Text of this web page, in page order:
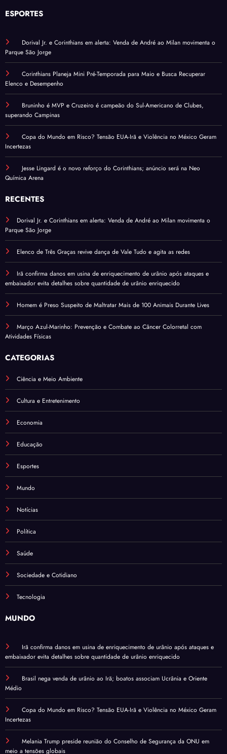
ESPORTES
Dorival Jr. e Corinthians em alerta: Venda de André ao Milan movimenta o
Parque São Jorge
Corinthians Planeja Mini Pré-Temporada para Maio e Busca Recuperar
Elenco e Desempenho
Bruninho é MVP e Cruzeiro é campeão do Sul-Americano de Clubes,
superando Campinas
Copa do Mundo em Risco? Tensão EUA-Irã e Violência no México Geram
Incertezas
Jesse Lingard é o novo reforço do Corinthians; anúncio será na Neo
Química Arena
RECENTES
Dorival Jr. e Corinthians em alerta: Venda de André ao Milan movimenta o
Parque São Jorge
Elenco de Três Graças revive dança de Vale Tudo e agita as redes
Irã confirma danos em usina de enriquecimento de urânio após ataques e
embaixador evita detalhes sobre quantidade de urânio enriquecido
Homem é Preso Suspeito de Maltratar Mais de 100 Animais Durante Lives
Março Azul-Marinho: Prevenção e Combate ao Câncer Colorretal com
Atividades Físicas
CATEGORIAS
Ciência e Meio Ambiente
Cultura e Entretenimento
Economia
Educação
Esportes
Mundo
Notícias
Política
Saúde
Sociedade e Cotidiano
Tecnologia
MUNDO
Irã confirma danos em usina de enriquecimento de urânio após ataques e
embaixador evita detalhes sobre quantidade de urânio enriquecido
Brasil nega venda de urânio ao Irã; boatos associam Ucrânia e Oriente
Médio
Copa do Mundo em Risco? Tensão EUA-Irã e Violência no México Geram
Incertezas
Melania Trump preside reunião do Conselho de Segurança da ONU em
meio a tensões globais